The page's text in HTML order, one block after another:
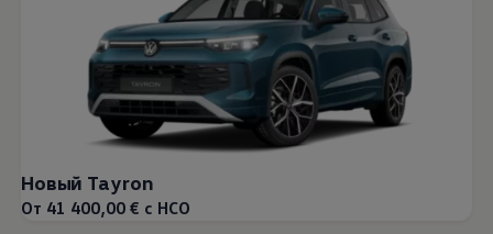
Новый Tayron
От 41 400,00 € с НСО